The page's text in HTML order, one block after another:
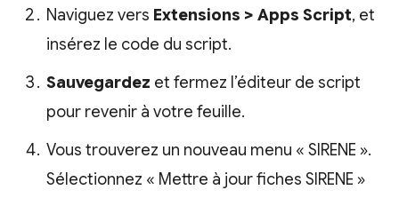
Naviguez vers Extensions > Apps Script, et
insérez le code du script.
Sauvegardez et fermez l’éditeur de script
pour revenir à votre feuille.
Vous trouverez un nouveau menu « SIRENE ».
Sélectionnez « Mettre à jour fiches SIRENE »